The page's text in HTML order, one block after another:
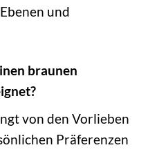
und
braunen
von den Vorlieben
Präferenzen